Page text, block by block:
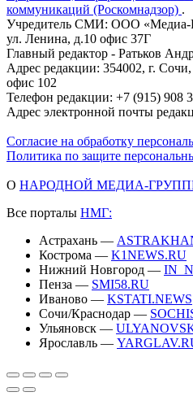
коммуникаций (Роскомнадзор) .
Учредитель СМИ: ООО «Медиа-
ул. Ленина, д.10 офис 37Г
Главный редактор - Ратьков
Адрес редакции: 354002, г.
офис 102
Телефон редакции: +7 (915) 908
Адрес электронной почты
Согласие на обработку
Политика по защите
О НАРОДНОЙ МЕДИА-
Все порталы НМГ:
Астрахань —
Кострома — K1NEWS.RU
Нижний Новгород —
Пенза — SMI58.RU
Иваново — KSTATI.NEWS
Сочи/Краснодар —
Ульяновск —
Ярославль —